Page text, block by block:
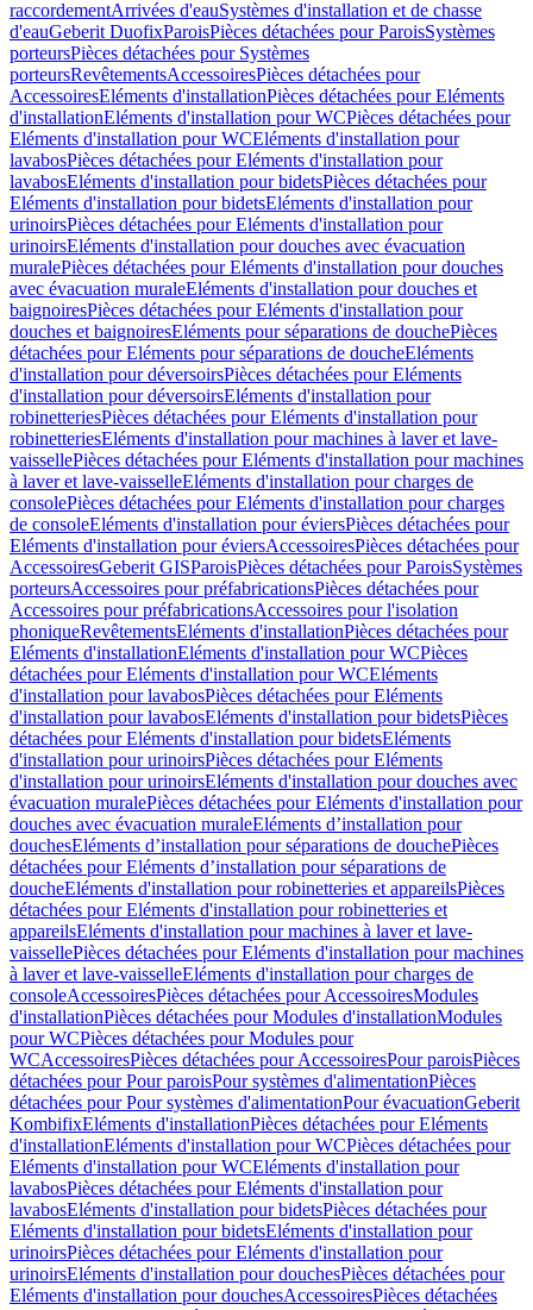
raccordementArrivées d'eauSystèmes d'installation et de chasse
d'eauGeberit DuofixParoisPièces détachées pour ParoisSystèmes
porteursPièces détachées pour Systèmes
porteursRevêtementsAccessoiresPièces détachées pour
AccessoiresEléments d'installationPièces détachées pour Eléments
d'installationEléments d'installation pour WCPièces détachées pour
Eléments d'installation pour WCEléments d'installation pour
lavabosPièces détachées pour Eléments d'installation pour
lavabosEléments d'installation pour bidetsPièces détachées pour
Eléments d'installation pour bidetsEléments d'installation pour
urinoirsPièces détachées pour Eléments d'installation pour
urinoirsEléments d'installation pour douches avec évacuation
muralePièces détachées pour Eléments d'installation pour douches
avec évacuation muraleEléments d'installation pour douches et
baignoiresPièces détachées pour Eléments d'installation pour
douches et baignoiresEléments pour séparations de douchePièces
détachées pour Eléments pour séparations de doucheEléments
d'installation pour déversoirsPièces détachées pour Eléments
d'installation pour déversoirsEléments d'installation pour
robinetteriesPièces détachées pour Eléments d'installation pour
robinetteriesEléments d'installation pour machines à laver et lave-
vaissellePièces détachées pour Eléments d'installation pour machines
à laver et lave-vaisselleEléments d'installation pour charges de
consolePièces détachées pour Eléments d'installation pour charges
de consoleEléments d'installation pour éviersPièces détachées pour
Eléments d'installation pour éviersAccessoiresPièces détachées pour
AccessoiresGeberit GISParoisPièces détachées pour ParoisSystèmes
porteursAccessoires pour préfabricationsPièces détachées pour
Accessoires pour préfabricationsAccessoires pour l'isolation
phoniqueRevêtementsEléments d'installationPièces détachées pour
Eléments d'installationEléments d'installation pour WCPièces
détachées pour Eléments d'installation pour WCEléments
d'installation pour lavabosPièces détachées pour Eléments
d'installation pour lavabosEléments d'installation pour bidetsPièces
détachées pour Eléments d'installation pour bidetsEléments
d'installation pour urinoirsPièces détachées pour Eléments
d'installation pour urinoirsEléments d'installation pour douches avec
évacuation muralePièces détachées pour Eléments d'installation pour
douches avec évacuation muraleEléments d’installation pour
douchesEléments d’installation pour séparations de douchePièces
détachées pour Eléments d’installation pour séparations de
doucheEléments d'installation pour robinetteries et appareilsPièces
détachées pour Eléments d'installation pour robinetteries et
appareilsEléments d'installation pour machines à laver et lave-
vaissellePièces détachées pour Eléments d'installation pour machines
à laver et lave-vaisselleEléments d'installation pour charges de
consoleAccessoiresPièces détachées pour AccessoiresModules
d'installationPièces détachées pour Modules d'installationModules
pour WCPièces détachées pour Modules pour
WCAccessoiresPièces détachées pour AccessoiresPour paroisPièces
détachées pour Pour paroisPour systèmes d'alimentationPièces
détachées pour Pour systèmes d'alimentationPour évacuationGeberit
KombifixEléments d'installationPièces détachées pour Eléments
d'installationEléments d'installation pour WCPièces détachées pour
Eléments d'installation pour WCEléments d'installation pour
lavabosPièces détachées pour Eléments d'installation pour
lavabosEléments d'installation pour bidetsPièces détachées pour
Eléments d'installation pour bidetsEléments d'installation pour
urinoirsPièces détachées pour Eléments d'installation pour
urinoirsEléments d'installation pour douchesPièces détachées pour
Eléments d'installation pour douchesAccessoiresPièces détachées